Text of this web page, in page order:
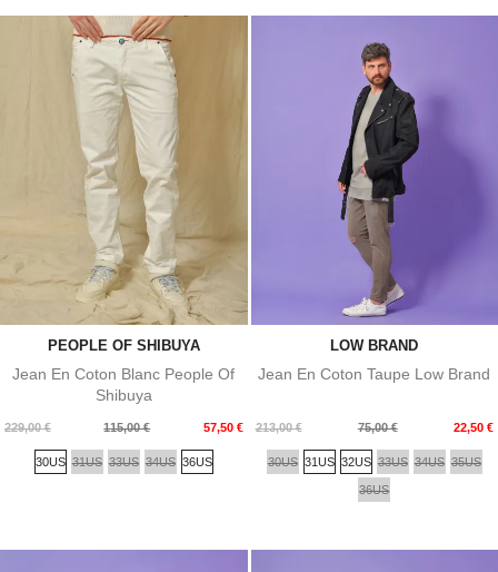
PEOPLE OF SHIBUYA
Jean En Coton Blanc People Of
Shibuya
229,00 €
Prix
115,00 € 57,50 €
Prix
30US 31US 33US 34US 36US
LOW BRAND
Jean En Coton Taupe Low Brand
213,00 €
Prix
de
75,00 € 22,50 €
Prix
30US 31US 32US 33US 34US 35US
36US